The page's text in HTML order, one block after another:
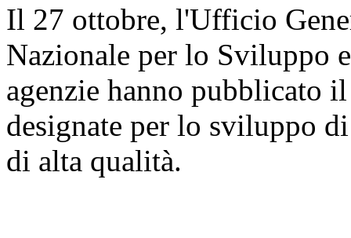
Il 27 ottobre, l'Ufficio
Nazionale per lo Sviluppo
agenzie hanno pubblicato
designate per lo sviluppo
di alta qualità.